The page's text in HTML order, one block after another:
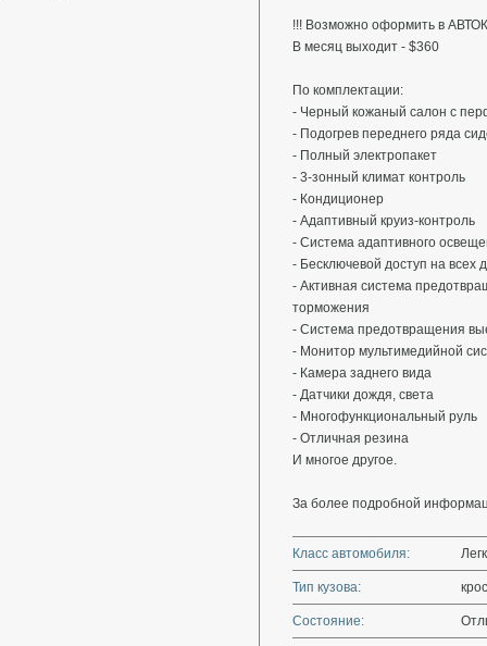
!!! Возможно оформить в
В месяц выходит - $360
По комплектации:
- Черный кожаный салон с
- Подогрев переднего ряда
- Полный электропакет
- 3-зонный климат контроль
- Кондиционер
- Адаптивный круиз-контроль
- Система адаптивного
- Бесключевой доступ на всех
- Активная система
торможения
- Система предотвращения
⁃ Монитор мультимедийной
- Камера заднего вида
- Датчики дождя, света
- Многофункциональный руль
- Отличная резина
И многое другое.
За более подробной
Класс автомобиля:
Тип кузова:
Состояние: